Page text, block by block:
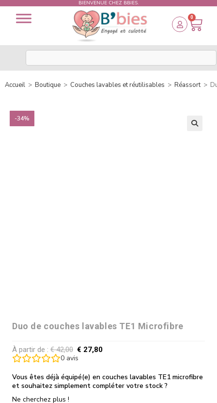
BIENVENUE CHEZ BBIES.
0
Accueil > Boutique > Couches lavables et réutilisables > Réassort >
-34%
Duo de couches lavables TE1 Microfibre
À partir de : €42,00 € 27,80
0 avis
Vous êtes déjà équipé(e) en couches lavables TE1 microfibre
et souhaitez simplement compléter votre stock ?
Ne cherchez plus !